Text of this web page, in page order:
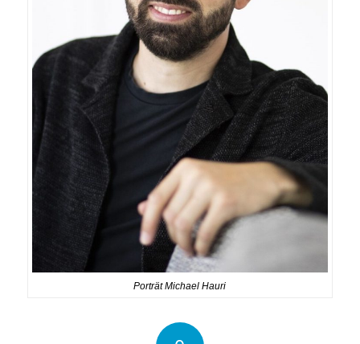
Porträt Michael Hauri